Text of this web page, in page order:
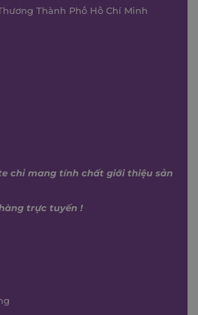
Thành Phố Hồ Chí Minh
chỉ mang tính chất giới thiệu sản
trực tuyến !